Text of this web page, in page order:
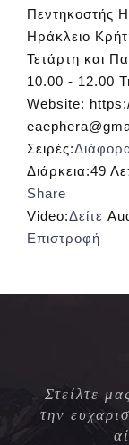
Πεντηκοστής
Ηράκλειο
Τετάρτη και
10.00 - 12.00
Website:
Σειρές:
Διάρκεια:49
Share
Video:Δείτε
Επιστροφή
Στείλτε
την